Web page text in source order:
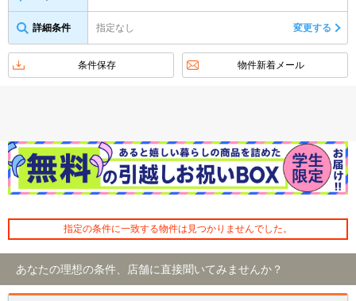
不動産会社から
詳細条件 指定なし 変更する
条件保存 物件新着メール
指定の条件に一致する物件は見つかりませんでした。
あなたの理想の条件、店舗に直接聞いてみませんか？